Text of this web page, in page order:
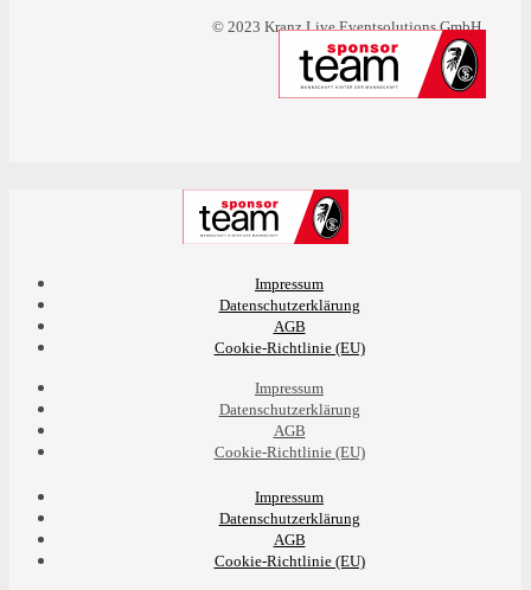
© 2023 Kranz Live Eventsolutions GmbH
Impressum
Datenschutzerklärung
AGB
Cookie-Richtlinie (EU)
Impressum
Datenschutzerklärung
AGB
Cookie-Richtlinie (EU)
Impressum
Datenschutzerklärung
AGB
Cookie-Richtlinie (EU)